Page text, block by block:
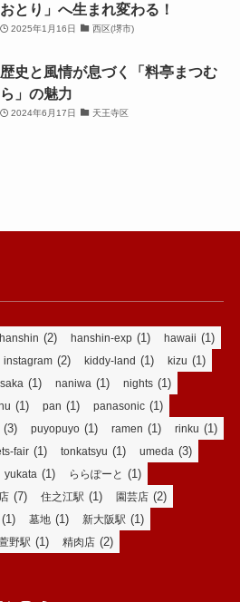
おとり」へ生まれ変わる！
2025年1月16日 西区(堺市)
歴史と風情が息づく「料亭まつむ
ら」の魅力
2024年6月17日 天王寺区
hanshin (2) hanshin-exp (1) hawaii (1)
instagram (2) kiddy-land (1) kizu (1)
(1) naniwa (1) nights (1)
(1) pan (1) panasonic (1)
(3) puyopuyo (1) ramen (1) rinku (1)
fair (1) tonkatsyu (1) umeda (3)
yukata (1) ららぽーと (1)
(7) 住之江駅 (1) 園芸店 (2)
(1) 墓地 (1) 新大阪駅 (1)
野駅 (1) 精肉店 (2)